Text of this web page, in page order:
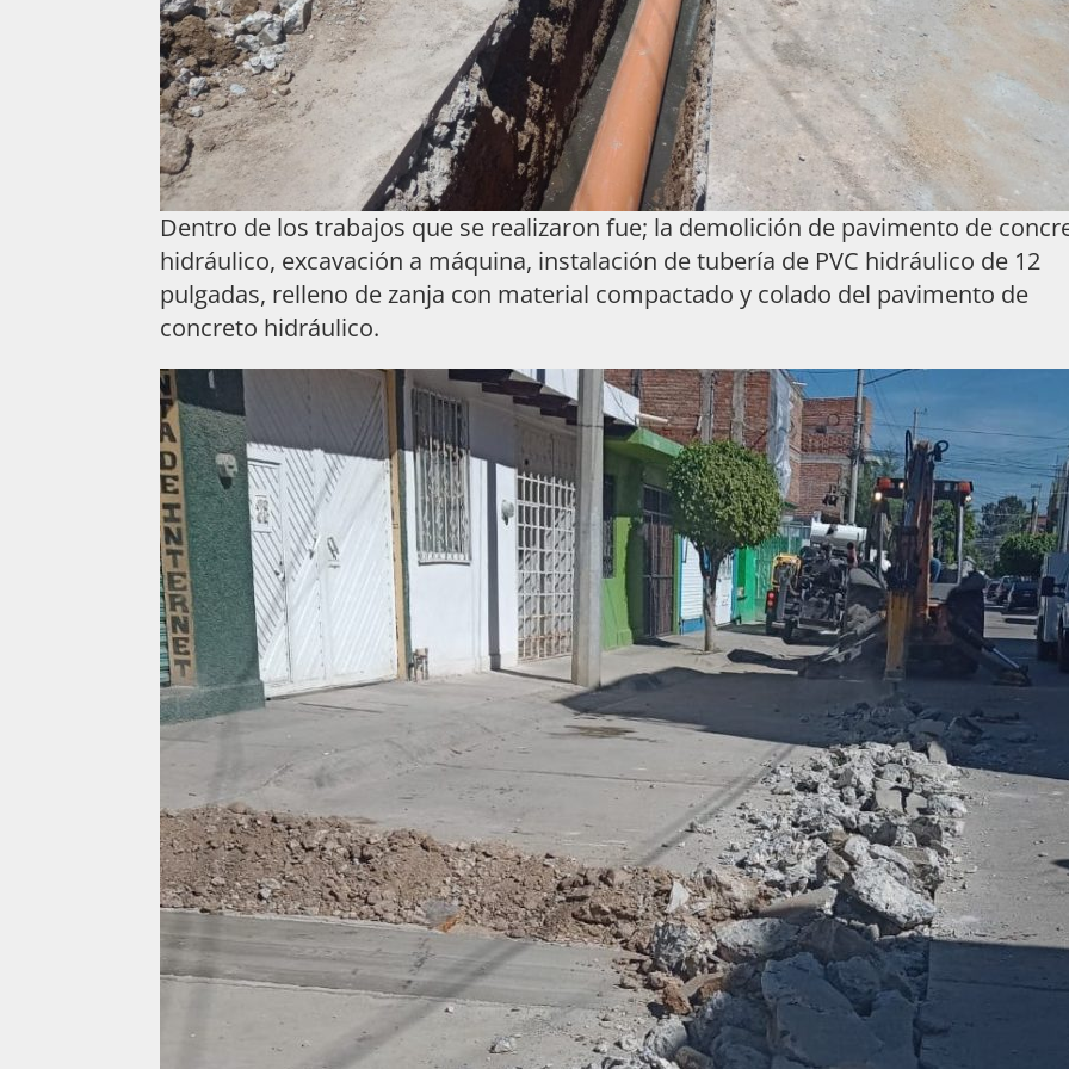
Dentro de los trabajos que se realizaron fue; la demolición de pavimento de
hidráulico, excavación a máquina, instalación de tubería de PVC hidráulico de 12
pulgadas, relleno de zanja con material compactado y colado del pavimento de
concreto hidráulico.